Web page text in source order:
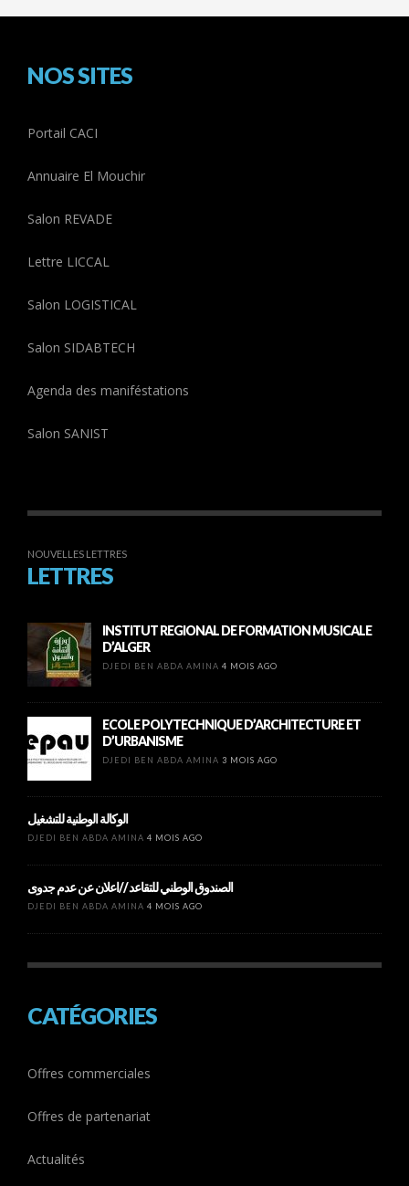
NOS SITES
Portail CACI
Annuaire El Mouchir
Salon REVADE
Lettre LICCAL
Salon LOGISTICAL
Salon SIDABTECH
Agenda des maniféstations
Salon SANIST
NOUVELLES LETTRES
LETTRES
INSTITUT REGIONAL DE FORMATION MUSICALE
D’ALGER
DJEDI BEN ABDA AMINA 4 MOIS AGO
ECOLE POLYTECHNIQUE D’ARCHITECTURE ET
D’URBANISME
DJEDI BEN ABDA AMINA 3 MOIS AGO
الوكالة الوطنية للتشغيل
DJEDI BEN ABDA AMINA 4 MOIS AGO
الصندوق الوطني للتقاعد //اعلان عن عدم جدوى
DJEDI BEN ABDA AMINA 4 MOIS AGO
CATÉGORIES
Offres commerciales
Offres de partenariat
Actualités